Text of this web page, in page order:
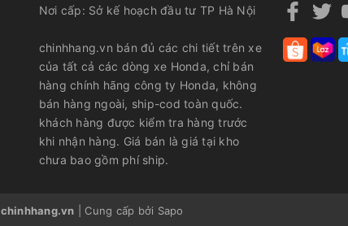
Nơi cấp: Sở kế hoạch đầu tư TP Hà Nội
chinhhang.vn bán đủ các chi tiết trên xe
của tất cả các dòng xe Honda, chỉ bán
hàng chính hãng công ty Honda, không
bán hàng ngoài, ship-cod toàn quốc.
khách hàng được kiểm tra hàng trước
khi nhận hàng. Giá bán là giá tại kho
chưa bao gồm phí ship.
chinhhang.vn Cung cấp bởi Sapo